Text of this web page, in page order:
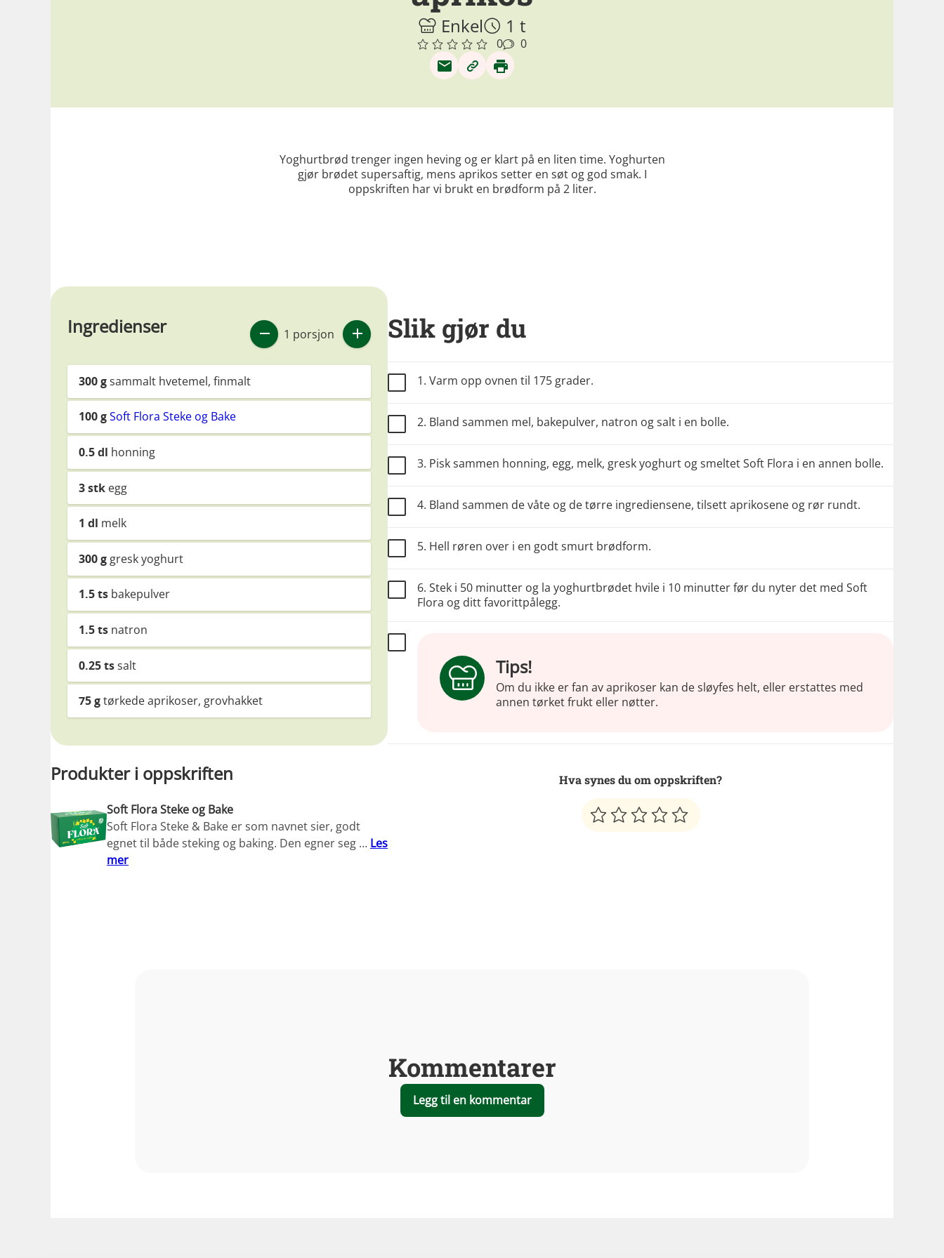
Enkel 1 t
0 0
Yoghurtbrød trenger ingen heving og er klart på en liten time. Yoghurten
gjør brødet supersaftig, mens aprikos setter en søt og god smak. I
oppskriften har vi brukt en brødform på 2 liter.
Ingredienser 1 porsjon
300gsammalt hvetemel, finmalt
100gSoft Flora Steke og Bake
0.5dl honning
3stk egg
1 dl melk
300g gresk yoghurt
1.5ts bakepulver
1.5ts natron
0.25tssalt
75gtørkede aprikoser, grovhakket
Produkter i oppskriften
Soft Flora Steke og Bake
Soft Flora Steke & Bake er som navnet sier, godt
egnet til både steking og baking. Den egner seg … Les
mer
Slik gjør du
1. Varm opp ovnen til 175 grader.
2. Bland sammen mel, bakepulver, natron og salt i en bolle.
3. Pisk sammen honning, egg, melk, gresk yoghurt og smeltet Soft Flora i en annen bolle.
4. Bland sammen de våte og de tørre ingrediensene, tilsett aprikosene og rør rundt.
5. Hell røren over i en godt smurt brødform.
6. Stek i 50 minutter og la yoghurtbrødet hvile i 10 minutter før du nyter det med Soft
Flora og ditt favorittpålegg.
Tips!
Om du ikke er fan av aprikoser kan de sløyfes helt, eller erstattes med
annen tørket frukt eller nøtter.
Hva synes du om oppskriften?
Kommentarer
Legg til en kommentar